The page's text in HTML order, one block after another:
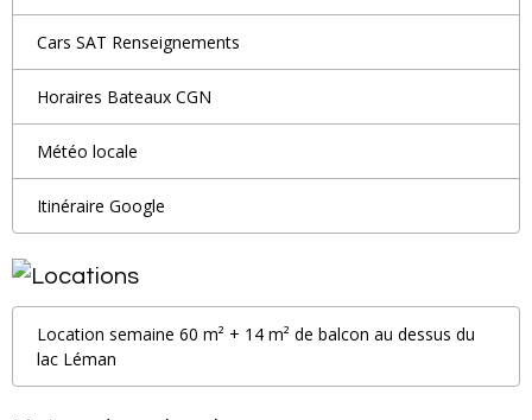
Cars SAT Renseignements
Horaires Bateaux CGN
Météo locale
Itinéraire Google
Location semaine 60 m² + 14 m² de balcon au dessus du
lac Léman